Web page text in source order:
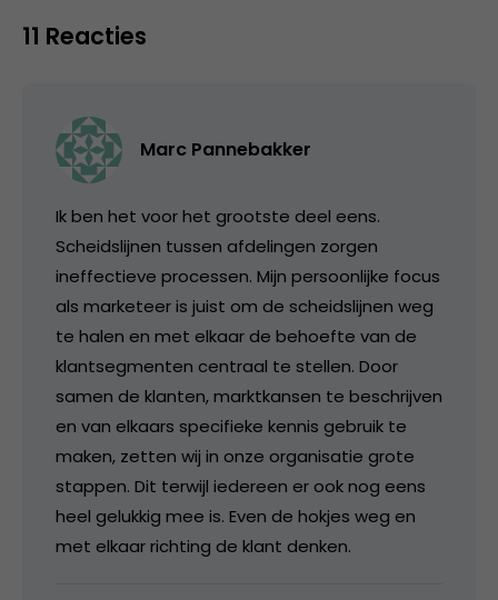
11 Reacties
Marc Pannebakker
Ik ben het voor het grootste deel eens.
Scheidslijnen tussen afdelingen zorgen
ineffectieve processen. Mijn persoonlijke focus
als marketeer is juist om de scheidslijnen weg
te halen en met elkaar de behoefte van de
klantsegmenten centraal te stellen. Door
samen de klanten, marktkansen te beschrijven
en van elkaars specifieke kennis gebruik te
maken, zetten wij in onze organisatie grote
stappen. Dit terwijl iedereen er ook nog eens
heel gelukkig mee is. Even de hokjes weg en
met elkaar richting de klant denken.